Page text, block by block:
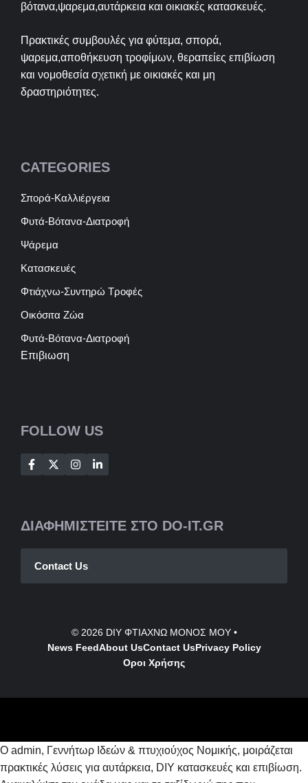
βότανα,ψαρεμα,αυτάρκεια και οικιακές κατασκευές.
Πρακτικές συμβουλές για φύτεμα, σπορά,
ψαρεμα,αποθήκευση τροφίμων, θεραπείες επιβίωση
και νομοθεσία σχετική με οικιακές και μη
δραστηριότητες.
CATEGORIES
Σπορά-Καλλιέργεια
Φυτά-Βότανα-Διατροφή
Ψάρεμα
Κατασκευές
Φτιάχνω-Συντηρώ Τροφές
Οικόσιτα Ζώα
Φυτά-Βότανα-Διατροφή
Επιβιωση
FOLLOW US
ΔΙΑΦΗΜΙΣΤΕΙΤΕ ΣΤΟ DO-IT.GR
Contact Us
© 2026 DIY ΦΤΙΑΧΝΩ ΜΟΝΟΣ ΜΟΥ•
News FeedAbout UsContactUsPrivacy Policy
Οροι Χρήσης
Ο admin, Γεννήτωρ Ιδεών & πτυχιούχος Νομικής, μοιράζεται
πρακτικές λύσεις για αυτάρκεια, DIY κατασκευές και επιβίωση.